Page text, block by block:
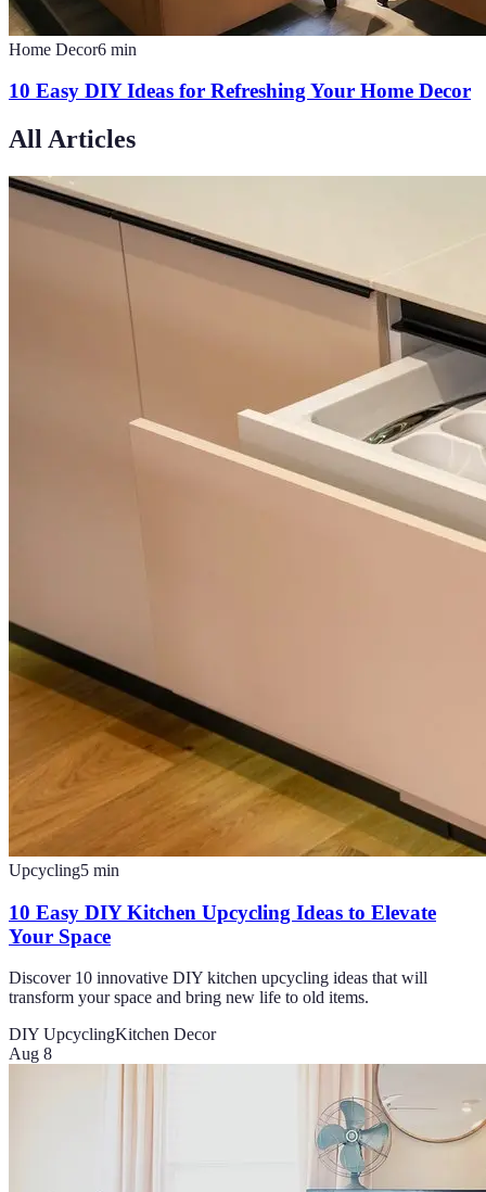
Home Decor6 min
10 Easy DIY Ideas for Refreshing Your Home Decor
All Articles
Upcycling5 min
10 Easy DIY Kitchen Upcycling Ideas to Elevate
Your Space
Discover 10 innovative DIY kitchen upcycling ideas that will
transform your space and bring new life to old items.
DIY UpcyclingKitchen Decor
Aug 8